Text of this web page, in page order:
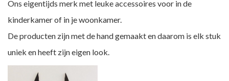
Ons eigentijds merk met leuke accessoires voor in de
kinderkamer of in je woonkamer.
De producten zijn met de hand gemaakt en daarom is elk stuk
uniek en heeft zijn eigen look.